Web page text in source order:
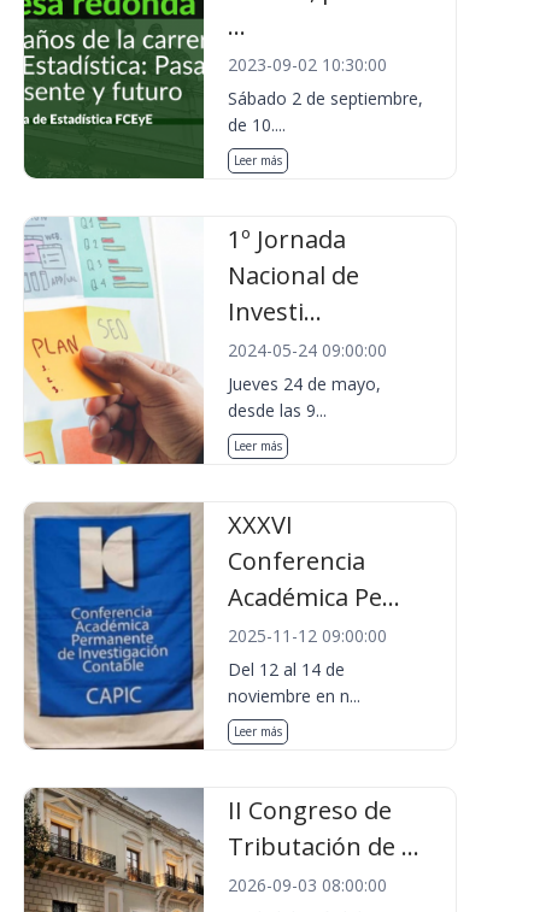
...
2023-09-02 10:30:00
Sábado 2 de septiembre,
de 10....
Leer más
1º Jornada
Nacional de
Investi...
2024-05-24 09:00:00
Jueves 24 de mayo,
desde las 9...
Leer más
XXXVI
Conferencia
Académica Pe...
2025-11-12 09:00:00
Del 12 al 14 de
noviembre en n...
Leer más
II Congreso de
Tributación de ...
2026-09-03 08:00:00